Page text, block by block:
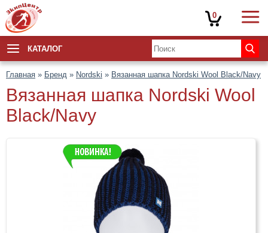
КАТАЛОГ
Главная » Бренд » Nordski » Вязанная шапка Nordski Wool Black/Navy
Вязанная шапка Nordski Wool
Black/Navy
0